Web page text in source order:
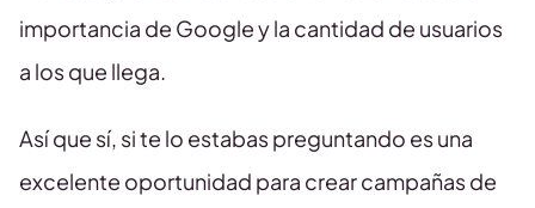
importancia de Google y la cantidad de usuarios
a los que llega.
Así que sí, si te lo estabas preguntando es una
excelente oportunidad para crear campañas de